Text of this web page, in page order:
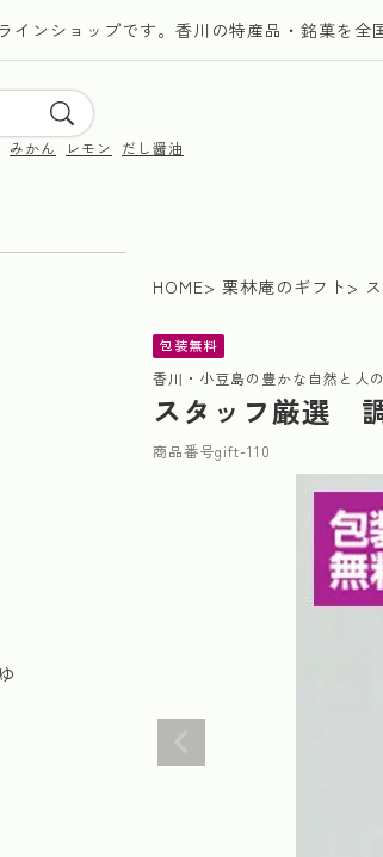
インショップです。香川の特産品・銘菓を全
みかん レモン
だし醤油
HOME 栗林庵のギフト
包装無料
香川・小豆島の豊かな自然と人
スタッフ厳選
商品番号gift-110